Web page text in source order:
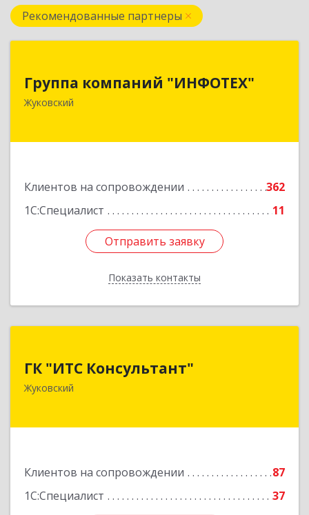
Рекомендованные партнеры
Группа компаний "ИНФОТЕХ"
Жуковский
Клиентов на сопровождении
362
1С:Специалист
11
Отправить заявку
Показать контакты
140180, Московская обл, Жуковский г, Чкалова
Подробнее
Отправить заявку
Назад
ГК "ИТС Консультант"
Жуковский
Клиентов на сопровождении
87
1С:Специалист
37
140181, Московская обл, Жуковский г,
Ломоносова ул, дом № 29А, этаж 2, пом.3
Подробнее